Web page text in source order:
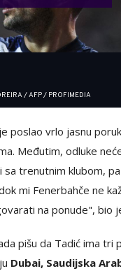
/ AFP / PROFIMEDIA
je poslao vrlo jasnu
Međutim, odluke
trenutnim klubom,
mi Fenerbahče ne
na ponude", bio
pišu da Tadić ima tri
Dubai, Saudijska